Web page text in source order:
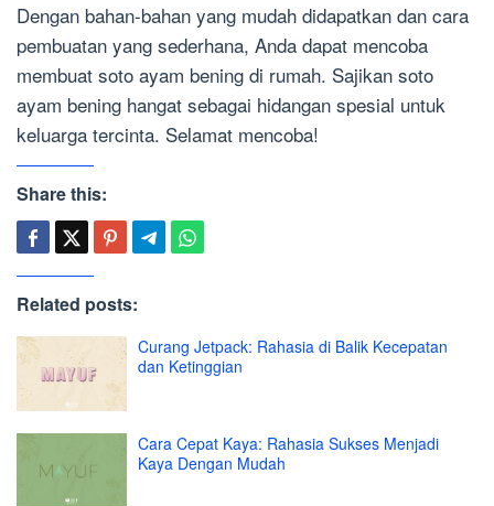
Dengan bahan-bahan yang mudah didapatkan dan cara
pembuatan yang sederhana, Anda dapat mencoba
membuat soto ayam bening di rumah. Sajikan soto
ayam bening hangat sebagai hidangan spesial untuk
keluarga tercinta. Selamat mencoba!
Share this:
Related posts:
Curang Jetpack: Rahasia di Balik Kecepatan
dan Ketinggian
Cara Cepat Kaya: Rahasia Sukses Menjadi
Kaya Dengan Mudah